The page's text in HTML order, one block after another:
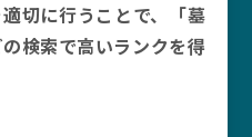
切に行うことで、「墓
検索で高いランクを得